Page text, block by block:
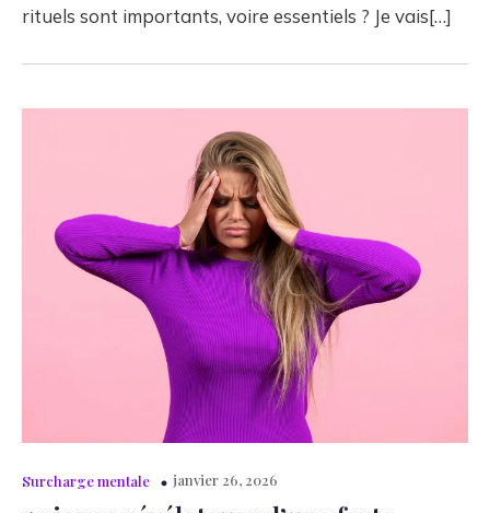
rituels sont importants, voire essentiels ? Je vais[…]
Surcharge mentale janvier 26, 2026